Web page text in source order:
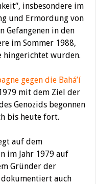
insbesondere im
und Ermordung von
Gefangenen in den
im Sommer 1988,
hingerichtet wurden.
gegen die Bahá’í
mit dem Ziel der
Genozids begonnen
bis heute fort.
auf dem
im Jahr 1979 auf
Gründer der
auch